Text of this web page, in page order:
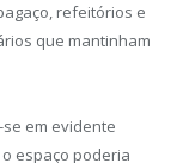
refeitórios e
que mantinham
em evidente
espaço poderia